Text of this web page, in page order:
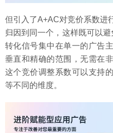
但引入了A+AC对竞价系数进
归因到同一个，这样既可以
转化信号集中在单一的广告
垂直和精确的范围，无需在
这个竞价调整系数可以支持
等不同的维度。